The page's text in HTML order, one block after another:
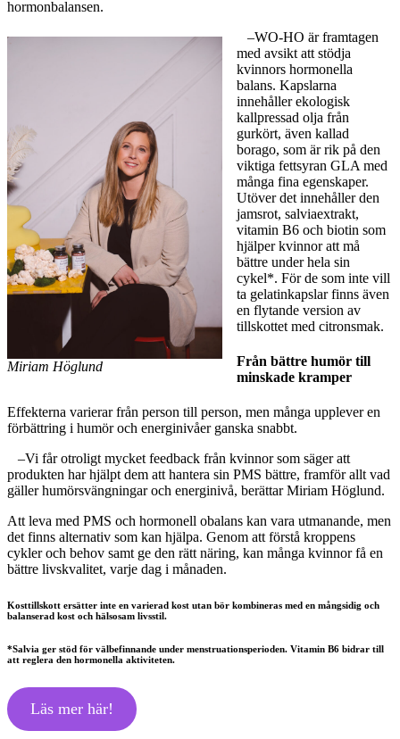
hormonbalansen.
Miriam Höglund
–WO-HO är framtagen
med avsikt att stödja
kvinnors hormonella
balans. Kapslarna
innehåller ekologisk
kallpressad olja från
gurkört, även kallad
borago, som är rik på den
viktiga fettsyran GLA med
många fina egenskaper.
Utöver det innehåller den
jamsrot, salviaextrakt,
vitamin B6 och biotin som
hjälper kvinnor att må
bättre under hela sin
cykel*. För de som inte vill
ta gelatinkapslar finns även
en flytande version av
tillskottet med citronsmak.
Från bättre humör till
minskade kramper
Effekterna varierar från person till person, men många upplever en
förbättring i humör och energinivåer ganska snabbt.
–Vi får otroligt mycket feedback från kvinnor som säger att
produkten har hjälpt dem att hantera sin PMS bättre, framför allt vad
gäller humörsvängningar och energinivå, berättar Miriam Höglund.
Att leva med PMS och hormonell obalans kan vara utmanande, men
det finns alternativ som kan hjälpa. Genom att förstå kroppens
cykler och behov samt ge den rätt näring, kan många kvinnor få en
bättre livskvalitet, varje dag i månaden.
Kosttillskott ersätter inte en varierad kost utan bör kombineras med en mångsidig och
balanserad kost och hälsosam livsstil.
*Salvia ger stöd för välbefinnande under menstruationsperioden. Vitamin B6 bidrar till
att reglera den hormonella aktiviteten.
Läs mer här!